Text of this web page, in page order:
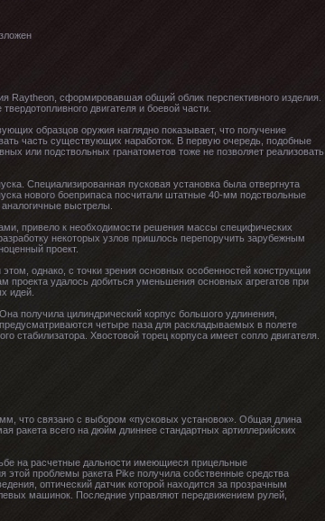
Raytheon, сформировавшая общий облик перспективного изделия.
двигателя и боевой части.
образцов оружия наглядно показывает, что получение
часть существующих наработок. В первую очередь, подобные
или подствольных гранатометов тоже не позволяет реализовать
Специализированная пусковая установка была отвергнута
нового боеприпаса посчитали штатные 40-мм подствольные
выстрелы.
привело к необходимости решения массы специфических
некоторых узлов пришлось перепоручить зарубежным
проект.
однако, с точки зрения основных особенностей конструкции
удалось добиться уменьшения основных агрегатов при
идей.
получила цилиндрический корпус большого удлинения,
четыре паза для раскладываемых в полете
стабилизатора. Хвостовой торец корпуса имеет сопло двигателя.
что связано с выбором «пусковых установок». Общая длина
ракета всего на дюйм длиннее стандартных артиллерийских
на расчетные дальности имеющиеся прицельные
этой проблемы ракета Pike получила собственные средства
оптический датчик которой находится за прозрачным
машинок. Последние управляют передвижением рулей,